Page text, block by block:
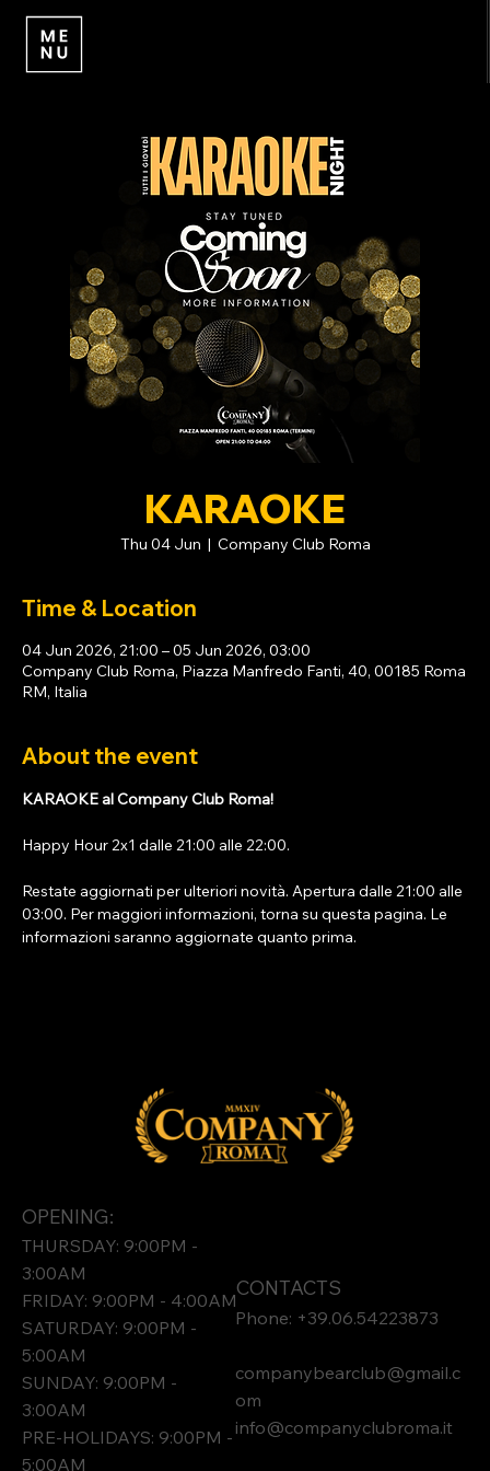
KARAOKE
Thu 04 Jun
  |
Company Club Roma
Time & Location
04 Jun 2026, 21:00 – 05 Jun 2026, 03:00
Company Club Roma, Piazza Manfredo Fanti, 40, 00185 Roma
RM, Italia
About the event
KARAOKE al Company Club Roma!
Happy Hour 2x1 dalle 21:00 alle 22:00.
Restate aggiornati per ulteriori novità. Apertura dalle 21:00 alle
03:00. Per maggiori informazioni, torna su questa pagina. Le
informazioni saranno aggiornate quanto prima.
OPENING:
THURSDAY: 9:00PM -
3:00AM
FRIDAY: 9:00PM - 4:00AM
SATURDAY: 9:00PM -
5:00AM
SUNDAY: 9:00PM -
3:00AM
PRE-HOLIDAYS: 9:00PM -
5:00AM
CONTACTS
Phone: +39.06.54223873
companybearclub@gmail.c
om
info@companyclubroma.it